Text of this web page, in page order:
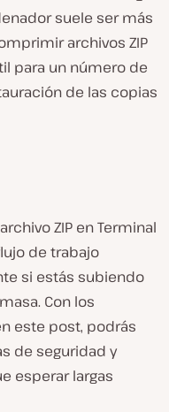
suele ser más
archivos ZIP
para un número de
de las copias
ZIP en Terminal
de trabajo
si estás subiendo
Con los
este post, podrás
de seguridad y
esperar largas